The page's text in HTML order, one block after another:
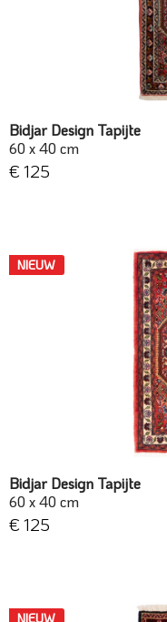
Bidjar Design Tapijte
60 x 40 cm
€ 125
NIEUW
Bidjar Design Tapijte
60 x 40 cm
€ 125
NIEUW